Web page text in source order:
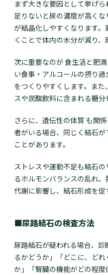
まず大きな要因として挙げ
足りないと尿の濃度が高く
が結晶化しやすくなります
くことで体内の水分が減り、
次に重要なのが 食生活と肥
い食事・アルコールの摂り
をつくりやすくします。ま
スや炭酸飲料に含まれる糖分
さらに、遺伝性の体質 も関
者がいる場合、同じく結石
ことがあります。
ストレスや運動不足も結石
るホルモンバランスの乱れ
代謝に影響し、結石形成を促
■尿路結石の検査方法
尿路結石が疑われる場合、
るかどうか」「どこに、ど
か」「腎臓の機能がどの程